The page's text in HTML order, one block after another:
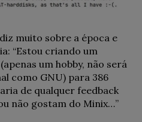
muito sobre a época e
“Estou criando um
um hobby, não será
como GNU) para 386
de qualquer feedback
não gostam do Minix…”